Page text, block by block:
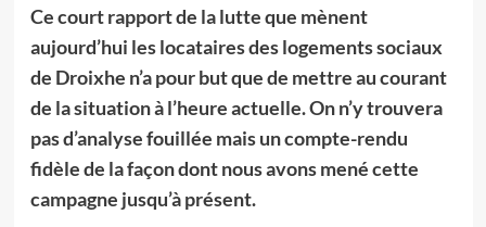
Ce court rapport de la lutte que mènent
aujourd’hui les locataires des logements sociaux
de Droixhe n’a pour but que de mettre au courant
de la situation à l’heure actuelle. On n’y trouvera
pas d’analyse fouillée mais un compte-rendu
fidèle de la façon dont nous avons mené cette
campagne jusqu’à présent.